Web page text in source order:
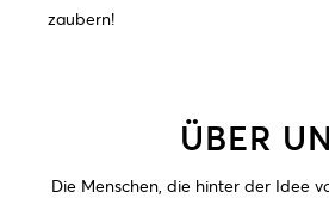
zaubern!
ÜBER
Die Menschen, die hinter der Idee